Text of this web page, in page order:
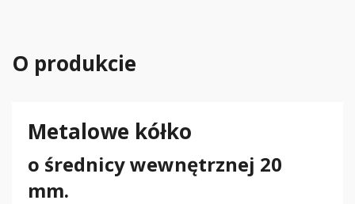
O produkcie
Metalowe kółko
o średnicy wewnętrznej 20
mm.